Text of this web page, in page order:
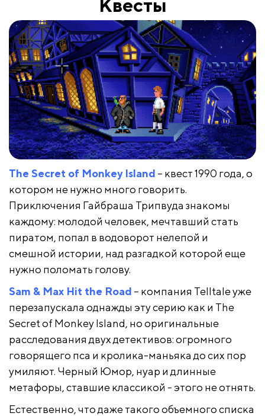
Квесты
The Secret of Monkey Island – квест 1990 года, о
котором не нужно много говорить.
Приключения Гайбраша Трипвуда знакомы
каждому: молодой человек, мечтавший стать
пиратом, попал в водоворот нелепой и
смешной истории, над разгадкой которой еще
нужно поломать голову.
Sam & Max Hit the Road – компания Telltale уже
перезапускала однажды эту серию как и The
Secret of Monkey Island, но оригинальные
расследования двух детективов: огромного
говорящего пса и кролика-маньяка до сих пор
умиляют. Черный Юмор, нуар и длинные
метафоры, ставшие классикой - этого не отнять.
Естественно, что даже такого объемного списка